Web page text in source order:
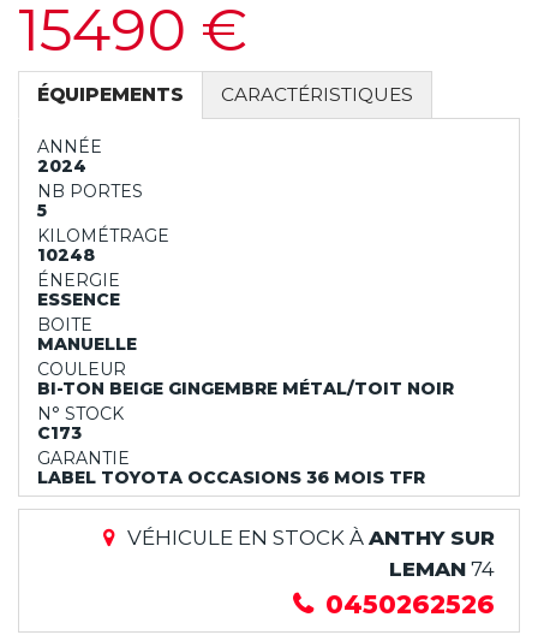
15490 €
ÉQUIPEMENTS CARACTÉRISTIQUES
ANNÉE
2024
NB PORTES
5
KILOMÉTRAGE
10248
ÉNERGIE
ESSENCE
BOITE
MANUELLE
COULEUR
BI-TON BEIGE GINGEMBRE MÉTAL/TOIT NOIR
N° STOCK
C173
GARANTIE
LABEL TOYOTA OCCASIONS 36 MOIS TFR
VÉHICULE EN STOCK À ANTHY SUR
LEMAN 74
0450262526